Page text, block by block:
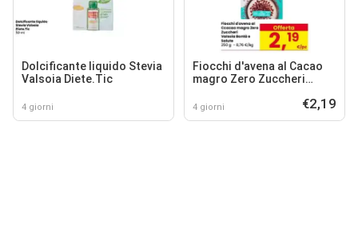
Dolcificante liquido Stevia
Valsoia Diete.Tic
4 giorni
Fiocchi d'avena al Cacao
magro Zero Zuccheri
4 giorni €2,19